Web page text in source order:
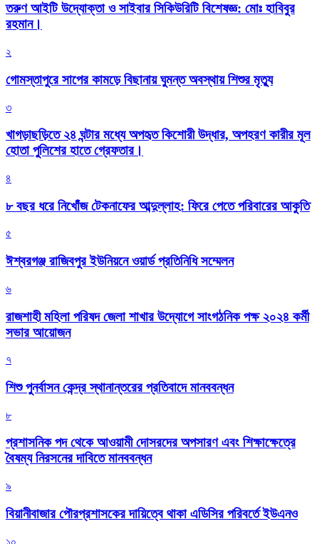
তরুণ আইটি উদ্যোক্তা ও সাইবার সিকিউরিটি বিশেষজ্ঞ: মোঃ হাবিবুর
রহমান।
২
গোমস্তাপুরে সাপের কামড়ে বিছানায় ঘুমন্ত অবস্থায় শিশুর মৃত্যু
৩
খাগড়াছড়িতে ২৪ ঘন্টার মধ্যে অপহৃত কিশোরী উদ্ধার, অপহরণ কারীর মূল
হোতা পুলিশের হাতে গ্রেফতার।
৪
৮ বছর ধরে নিখোঁজ টেকনাফের আব্দুল্লাহ: ফিরে পেতে পরিবারের আকুতি
৫
ঈশ্বরগঞ্জ রাজিবপুর ইউনিয়নে ওয়ার্ড প্রতিনিধি সম্মেলন
৬
রাজশাহী মহিলা পরিষদ জেলা শাখার উদ্যোগে সাংগঠনিক পক্ষ ২০২৪ কর্মী
সভার আয়োজন
৭
শিশু পুনর্বাসন কেন্দ্র স্থানান্তরের প্রতিবাদে মানববন্ধন
৮
প্রশাসনিক পদ থেকে আওয়ামী দোসরদের অপসারণ এবং শিক্ষাক্ষেত্রে
বৈষম্য নিরসনের দাবিতে মানববন্ধন
৯
বিয়ানীবাজার পৌরপ্রশাসকের দায়িত্বে থাকা এডিসির পরিবর্তে ইউএনও
১০